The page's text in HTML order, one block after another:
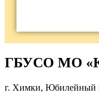
ГБУСО МО
г. Химки, Юбилейный